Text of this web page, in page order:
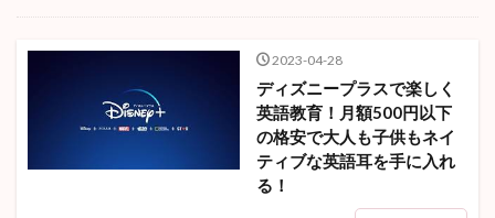
2023-04-28
ディズニープラスで楽しく
英語教育！月額500円以下
の格安で大人も子供もネイ
ティブな英語耳を手に入れ
る！